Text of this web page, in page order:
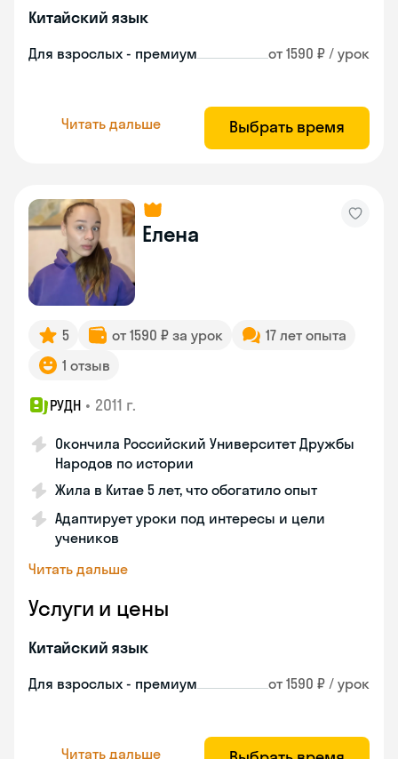
Китайский язык
Для взрослых - премиум от 1590 ₽ / урок
Читать дальше Выбрать время
Елена
5 от 1590 ₽ за урок
17 лет опыта
1 отзыв
РУДН • 2011 г.
Окончила Российский Университет Дружбы
Народов по истории
Жила в Китае 5 лет, что обогатило опыт
Адаптирует уроки под интересы и цели
учеников
Читать дальше
Услуги и цены
Китайский язык
Для взрослых - премиум от 1590 ₽ / урок
Читать дальше